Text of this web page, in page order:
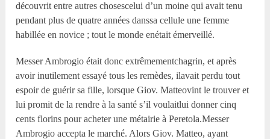
découvrit entre autres chosescelui d’un moine qui avait tenu
pendant plus de quatre années danssa cellule une femme
habillée en novice ; tout le monde enétait émerveillé.
Messer Ambrogio était donc extrêmementchagrin, et après
avoir inutilement essayé tous les remèdes, ilavait perdu tout
espoir de guérir sa fille, lorsque Giov. Matteovint le trouver et
lui promit de la rendre à la santé s’il voulaitlui donner cinq
cents florins pour acheter une métairie à Peretola.Messer
Ambrogio accepta le marché. Alors Giov. Matteo, ayant